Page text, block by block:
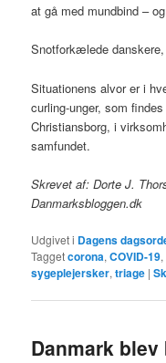
at gå med mundbind –
Snotforkælede
Situationens alvor er i
curling-unger, som
Christiansborg, i
samfundet.
Skrevet af: Dorte J.
Danmarksbloggen.dk
Udgivet i Dagens
Taggetcorona,COVID-19,
sygeplejersker,triage |
Danmark